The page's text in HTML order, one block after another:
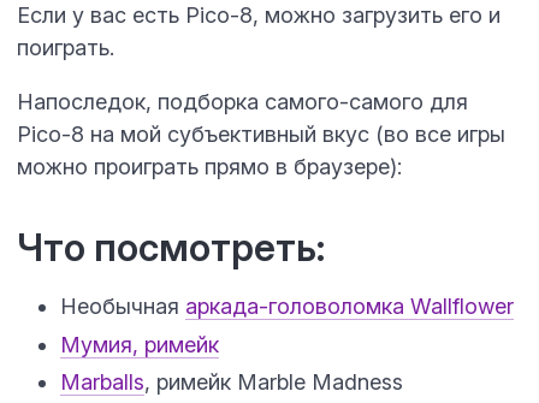
Если у вас есть Pico-8, можно загрузить его и
поиграть.
Напоследок, подборка самого-самого для
Pico-8 на мой субъективный вкус (во все игры
можно проиграть прямо в браузере):
Что посмотреть:
Необычная аркада-головоломка Wallflower
Мумия, римейк
Marballs, римейк Marble Madness